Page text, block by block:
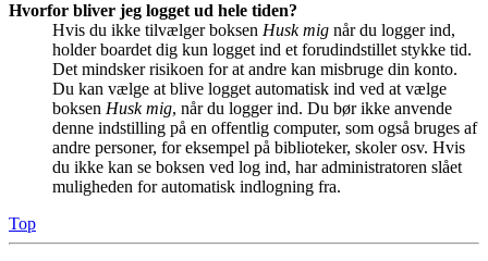
Hvorfor bliver jeg logget ud hele tiden?
Hvis du ikke tilvælger boksen Husk mig når du logger ind,
holder boardet dig kun logget ind et forudindstillet stykke tid.
Det mindsker risikoen for at andre kan misbruge din konto.
Du kan vælge at blive logget automatisk ind ved at vælge
boksen Husk mig, når du logger ind. Du bør ikke anvende
denne indstilling på en offentlig computer, som også bruges af
andre personer, for eksempel på biblioteker, skoler osv. Hvis
du ikke kan se boksen ved log ind, har administratoren slået
muligheden for automatisk indlogning fra.
Top